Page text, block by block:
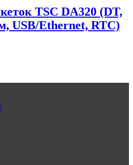
TSC DA320 (DT,
USB/Ethernet, RTC)